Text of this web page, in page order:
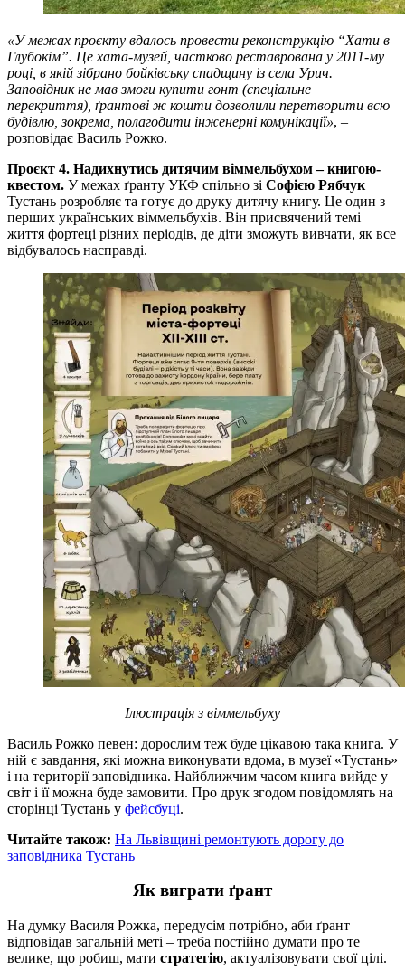
«У межах проєкту вдалось провести реконструкцію “Хати в
Глубокім”. Це хата-музей, частково реставрована у 2011-му
році, в якій зібрано бойківську спадщину із села Урич.
Заповідник не мав змоги купити гонт (спеціальне
перекриття), ґрантові ж кошти дозволили перетворити всю
будівлю, зокрема, полагодити інженерні комунікації», –
розповідає Василь Рожко.
Проєкт 4. Надихнутись дитячим віммельбухом – книгою-
квестом. У межах ґранту УКФ спільно зі Софією Рябчук
Тустань розробляє та готує до друку дитячу книгу. Це один з
перших українських віммельбухів. Він присвячений темі
життя фортеці різних періодів, де діти зможуть вивчати, як все
відбувалось насправді.
Ілюстрація з віммельбуху
Василь Рожко певен: дорослим теж буде цікавою така книга. У
ній є завдання, які можна виконувати вдома, в музеї «Тустань»
і на території заповідника. Найближчим часом книга вийде у
світ і її можна буде замовити. Про друк згодом повідомлять на
сторінці Тустань у фейсбуці.
Читайте також: На Львівщині ремонтують дорогу до
заповідника Тустань
Як виграти ґрант
На думку Василя Рожка, передусім потрібно, аби ґрант
відповідав загальній меті – треба постійно думати про те
велике, що робиш, мати стратегію, актуалізовувати свої цілі.